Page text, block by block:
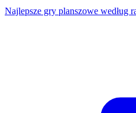
Najlepsze gry planszowe według